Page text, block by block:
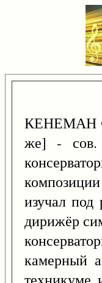
КЕНЕМАН
же] - сов.
изучал
дирижёр
камерный